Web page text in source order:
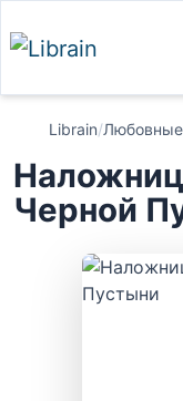
Librain/
Черной